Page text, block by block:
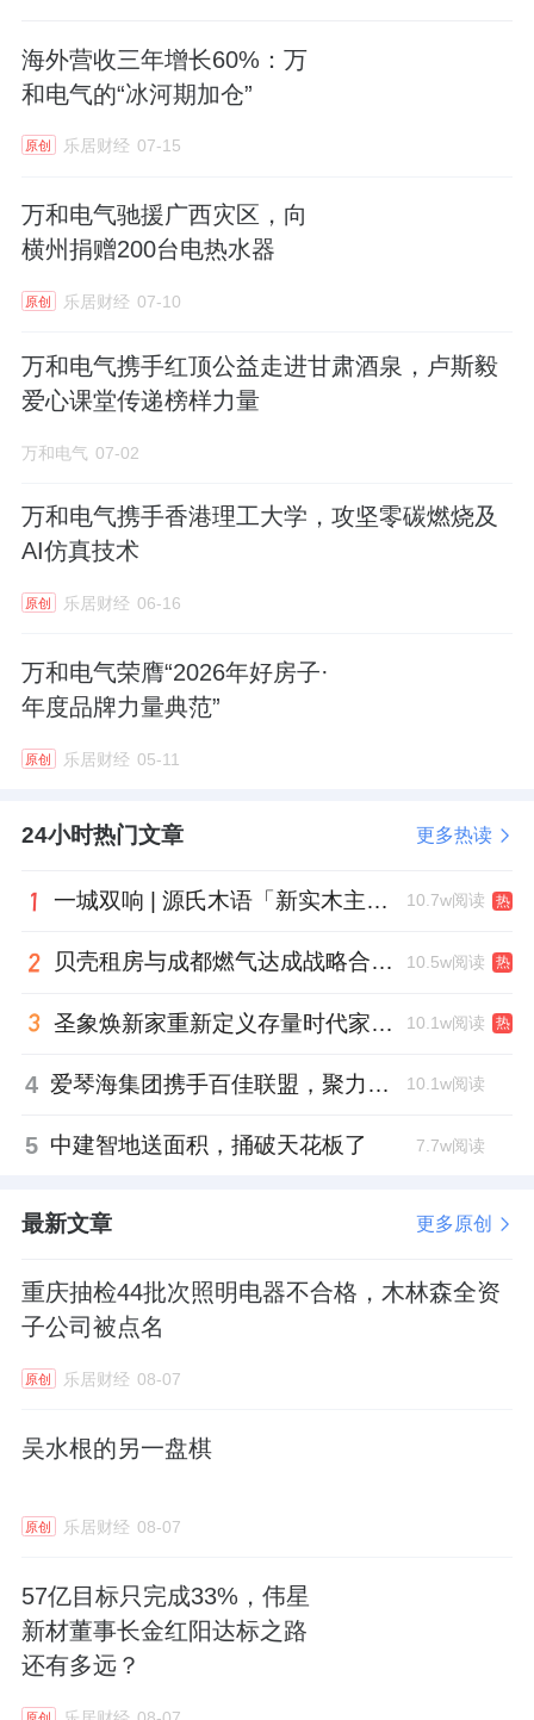
海外营收三年增长60%：万
和电气的“冰河期加仓”
原创 乐居财经 07-15
万和电气驰援广西灾区，向
横州捐赠200台电热水器
原创 乐居财经 07-10
万和电气携手红顶公益走进甘肃酒泉，卢斯毅
爱心课堂传递榜样力量
万和电气 07-02
万和电气携手香港理工大学，攻坚零碳燃烧及
AI仿真技术
原创 乐居财经 06-16
万和电气荣膺“2026年好房子·
年度品牌力量典范”
原创 乐居财经 05-11
24小时热门文章 更多热读
一城双响 | 源氏木语「新实木主义——黑标生活提案」发布会落地天津，黑标旗舰店盛大启幕 10.7w阅读 热
贝壳租房与成都燃气达成战略合作 打通安全巡检“最后一米” 10.5w阅读 热
圣象焕新家重新定义存量时代家居升级逻辑，筑牢说换就换的底气！ 10.1w阅读 热
4 爱琴海集团携手百佳联盟，聚力共拓存量商业新赛道 10.1w阅读
5 中建智地送面积，捅破天花板了 7.7w阅读
最新文章 更多原创
重庆抽检44批次照明电器不合格，木林森全资
子公司被点名
原创 乐居财经 08-07
吴水根的另一盘棋
原创 乐居财经 08-07
57亿目标只完成33%，伟星
新材董事长金红阳达标之路
还有多远？